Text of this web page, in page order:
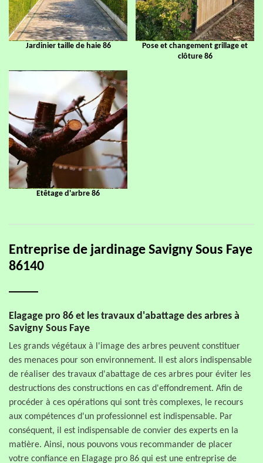
Jardinier taille de haie 86
Pose et changement grillage et
clôture 86
Etêtage d'arbre 86
Entreprise de jardinage Savigny Sous Faye
86140
Elagage pro 86 et les travaux d'abattage des arbres à
Savigny Sous Faye
Les grands végétaux à l'image des arbres peuvent constituer
des menaces pour son environnement. Il est alors indispensable
de réaliser des travaux d'abattage de ces arbres pour éviter les
destructions des constructions en cas d'effondrement. Afin de
procéder à ces opérations qui sont très complexes, le recours
aux compétences d'un professionnel est indispensable. Par
conséquent, il est indispensable de convier des experts en la
matière. Ainsi, nous pouvons vous recommander de placer
votre confiance en Elagage pro 86 qui est une entreprise de